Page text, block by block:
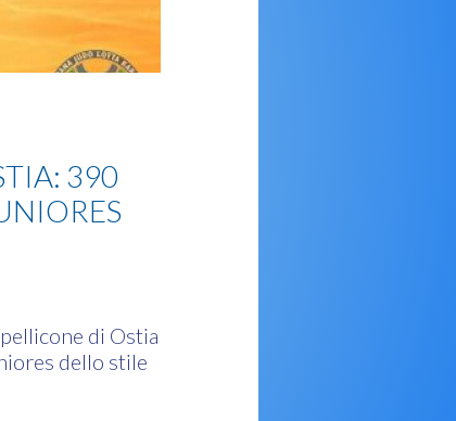
390
di Ostia
dello stile